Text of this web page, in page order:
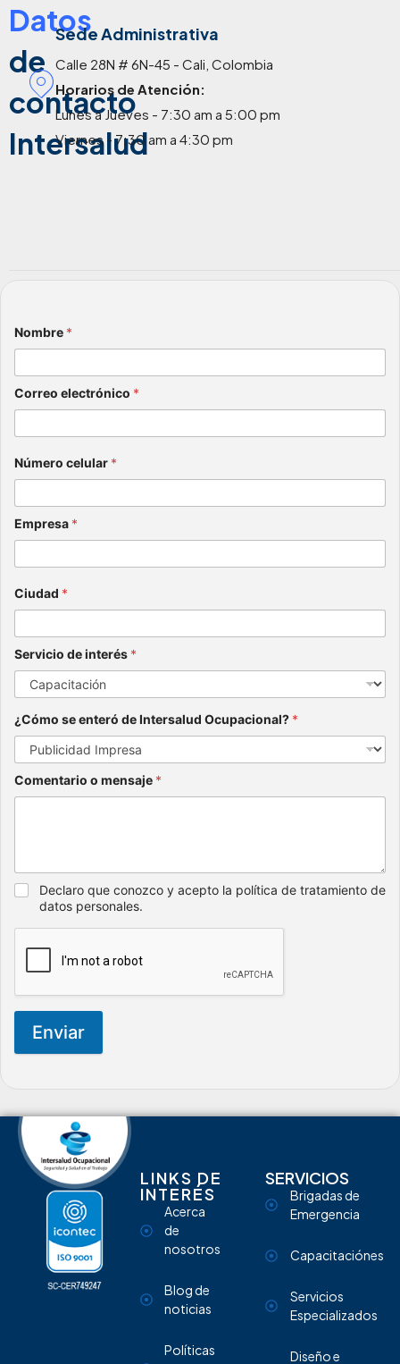
Datos
de
contacto
Intersalud
Sede Administrativa
Calle 28N # 6N-45 - Cali, Colombia
Horarios de Atención:
Lunes a Jueves - 7:30 am a 5:00 pm
Viernes - 7:30 am a 4:30 pm
Nombre *
Correo electrónico *
Número celular *
Empresa *
Ciudad *
Servicio de interés *
¿Cómo se enteró de Intersalud Ocupacional? *
Comentario o mensaje *
Declaro que conozco y acepto la política de tratamiento de
datos personales.
Enviar
LINKS DE
INTERÉS
Acerca
de
nosotros
Blog de
noticias
Políticas
SERVICIOS
Brigadas de
Emergencia
Capacitaciónes
Servicios
Especializados
Diseño e